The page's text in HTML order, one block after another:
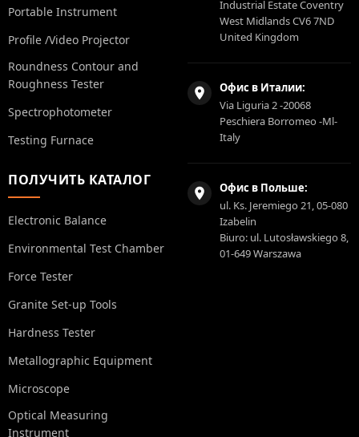
Portable Instrument
Profile /Video Projector
Roundness Contour and
Roughness Tester
Spectrophotometer
Testing Furnace
ПОЛУЧИТЬ КАТАЛОГ
Electronic Balance
Environmental Test Chamber
Force Tester
Granite Set-up Tools
Hardness Tester
Metallographic Equipment
Microscope
Optical Measuring
Instrument
Industrial Estate Coventry
West Midlands CV6 7ND
United Kingdom
Офис в Италии:
Via Liguria 2 -20068
Peschiera Borromeo -Ml-
Italy
Офис в Польше:
ul. Ks. Jeremiego 21, 05-080
Izabelin
Biuro: ul. Lutosławskiego 8,
01-649 Warszawa